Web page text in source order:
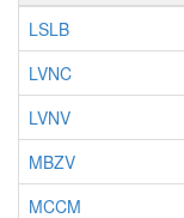
LSLB
LVNC
LVNV
MBZV
MCCM